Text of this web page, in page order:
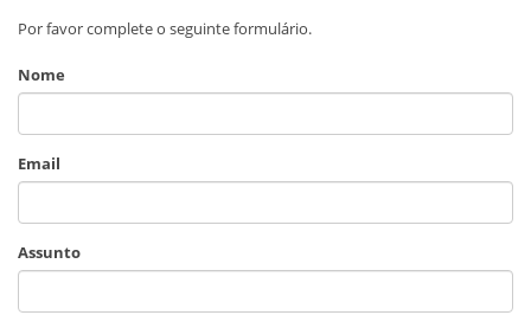
Por favor complete o seguinte formulário.
Nome
Email
Assunto